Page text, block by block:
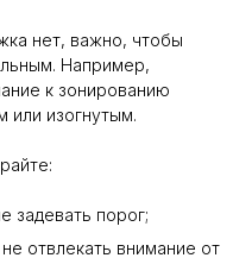
нет, важно, чтобы
Например,
к зонированию
или изогнутым.
задевать порог;
отвлекать внимание от
полный гид по
выбору для разных
задач
рейтинг брендов и